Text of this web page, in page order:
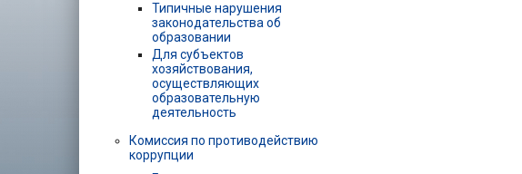
Типичные нарушения
законодательства об
образовании
Для субъектов
хозяйствования,
осуществляющих
образовательную
деятельность
Комиссия по противодействию
коррупции